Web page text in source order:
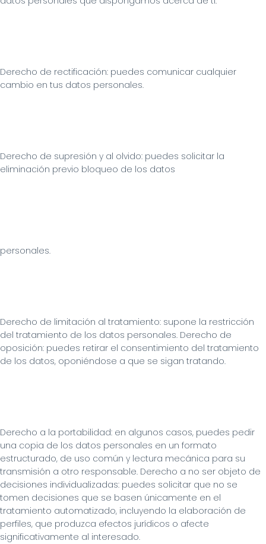
Derecho de rectificación: puedes comunicar cualquier
cambio en tus datos personales.
Derecho de supresión y al olvido: puedes solicitar la
eliminación previo bloqueo de los datos
personales.
Derecho de limitación al tratamiento: supone la restricción
del tratamiento de los datos personales. Derecho de
oposición: puedes retirar el consentimiento del tratamiento
de los datos, oponiéndose a que se sigan tratando.
Derecho a la portabilidad: en algunos casos, puedes pedir
una copia de los datos personales en un formato
estructurado, de uso común y lectura mecánica para su
transmisión a otro responsable. Derecho a no ser objeto de
decisiones individualizadas: puedes solicitar que no se
tomen decisiones que se basen únicamente en el
tratamiento automatizado, incluyendo la elaboración de
perfiles, que produzca efectos jurídicos o afecte
significativamente al interesado.